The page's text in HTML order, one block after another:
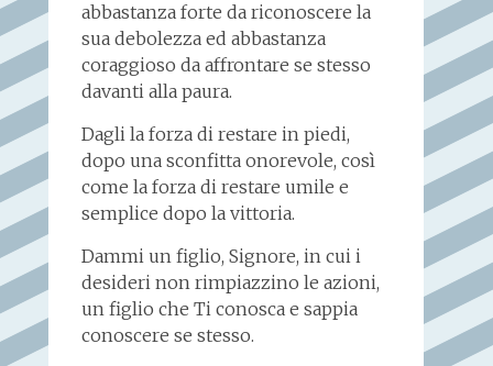
abbastanza forte da riconoscere la
sua debolezza ed abbastanza
coraggioso da affrontare se stesso
davanti alla paura.
Dagli la forza di restare in piedi,
dopo una sconfitta onorevole, così
come la forza di restare umile e
semplice dopo la vittoria.
Dammi un figlio, Signore, in cui i
desideri non rimpiazzino le azioni,
un figlio che Ti conosca e sappia
conoscere se stesso.